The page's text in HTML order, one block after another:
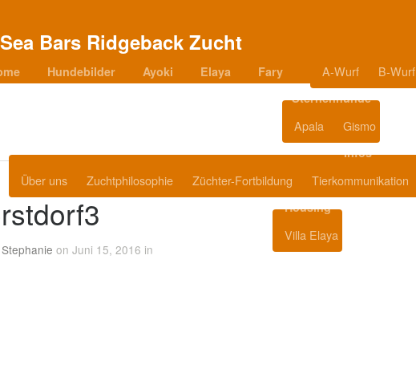
Hundebilder Ayoki Elaya Fary A-Wurf B-Wurf
Sternenhunde
Apala Gismo
Infos
Über uns Zuchtphilosophie Züchter-Fortbildung Tierkommunikation
Housing
Villa Elaya
Stephanie on Juni 15, 2016 in